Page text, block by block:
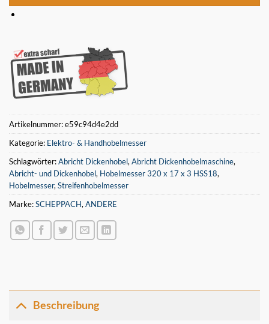
Artikelnummer:e59c94d4e2dd
Kategorie: Elektro- & Handhobelmesser
Schlagwörter:Abricht Dickenhobel, Abricht Dickenhobelmaschine,
Abricht- und Dickenhobel, Hobelmesser 320 x 17 x 3 HSS18,
Hobelmesser, Streifenhobelmesser
Marke:SCHEPPACH, ANDERE
Beschreibung